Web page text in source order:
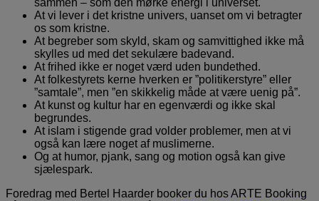
At vi lever i det kristne univers, uanset om vi betragter
os som kristne.
At begreber som skyld, skam og samvittighed ikke må
skylles ud med det sekulære badevand.
At frihed ikke er noget værd uden bundethed.
At folkestyrets kerne hverken er ”politikerstyre” eller
”samtale”, men ”en skikkelig måde at være uenig på”.
At kunst og kultur har en egenværdi og ikke skal
begrundes.
At islam i stigende grad volder problemer, men at vi
også kan lære noget af muslimerne.
Og at humor, pjank, sang og motion også kan give
sjælespark.
Foredrag med Bertel Haarder booker du hos ARTE Booking